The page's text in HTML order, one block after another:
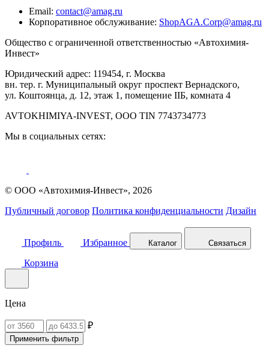
Email: contact@amag.ru
Корпоративное обслуживание: ShopAGA.Corp@amag.ru
Общество с ограниченной ответственностью «Автохимия-
Инвест»
Юридический адрес: 119454, г. Москва
вн. тер. г. Муниципальный округ проспект Вернадского,
ул. Коштоянца, д. 12, этаж 1, помещение IIБ, комната 4
AVTOKHIMIYA-INVEST, OOO TIN 7743734773
Мы в социальных сетях:
© ООО «Автохимия-Инвест», 2026
Публичный договор Политика конфиденциальности Дизайн
Профиль Избранное Каталог Связаться
Корзина
Цена
₽
Применить фильтр